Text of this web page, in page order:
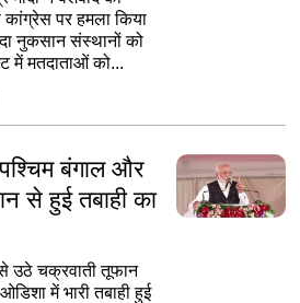
कांग्रेस पर हमला किया
नुकसान संस्थानों को
में मतदाताओं को...
बंगाल और
से हुई तबाही का
उठे चक्रवाती तूफान
में भारी तबाही हुई